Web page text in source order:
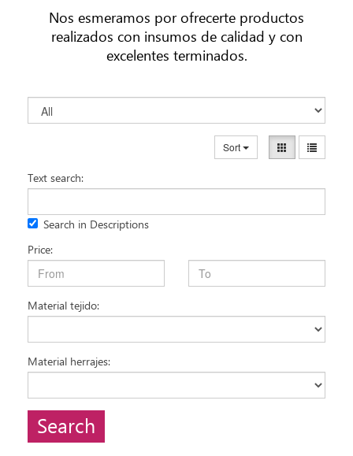
Nos esmeramos por ofrecerte productos
realizados con insumos de calidad y con
excelentes terminados.
Sort
Text search:
Search in Descriptions
Price:
Material tejido:
Material herrajes:
Search